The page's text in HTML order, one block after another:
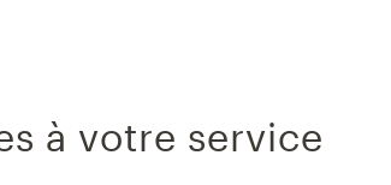
à votre service